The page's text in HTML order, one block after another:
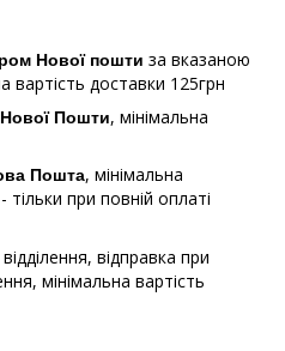
Нової пошти за вказаною
вартість доставки 125грн
Нової Пошти, мінімальна
Пошта, мінімальна
при повній оплаті
відправка при
мінімальна вартість